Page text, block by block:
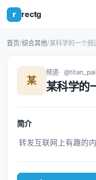
r rectg
首页/综合其他/某科学的一个频
某
频道
某科学的
简介
转发互联网上有趣的